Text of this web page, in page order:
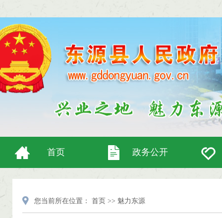
首页 政务公开
您当前所在位置： 首页 >> 魅力东源